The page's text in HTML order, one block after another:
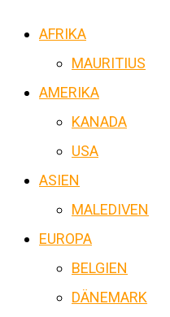
AFRIKA
MAURITIUS
AMERIKA
KANADA
USA
ASIEN
MALEDIVEN
EUROPA
BELGIEN
DÄNEMARK